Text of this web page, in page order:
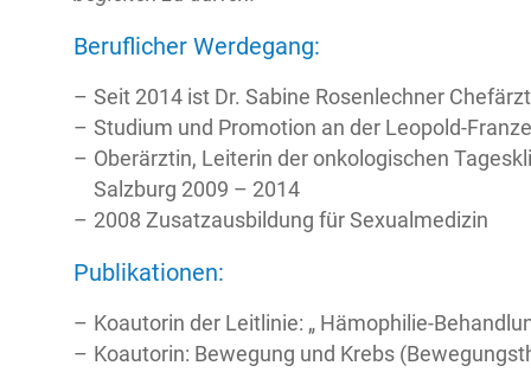
Beruflicher Werdegang:
Seit 2014 ist Dr. Sabine Rosenlechner
Studium und Promotion an der Leopold-
Oberärztin, Leiterin der onkologischen
Salzburg 2009 – 2014
2008 Zusatzausbildung für Sexualmedizin
Publikationen:
Koautorin der Leitlinie: „ Hämophilie-
Koautorin: Bewegung und Krebs